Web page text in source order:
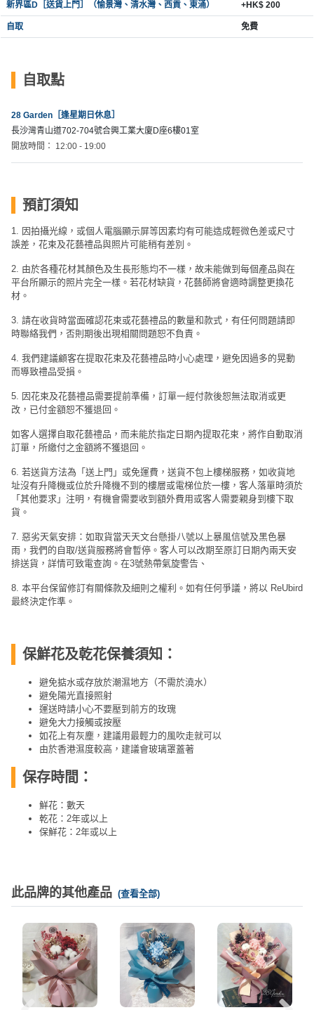
新界區D［送貨上門］（愉景灣、清水灣、西貢、東涌） +HK$ 200
自取 免費
自取點
28 Garden［逢星期日休息］
長沙灣青山道702-704號合興工業大廈D座6樓01室
開放時間： 12:00 - 19:00
預訂須知
1. 因拍攝光線，或個人電腦顯示屏等因素均有可能造成輕微色差或尺寸
誤差，花束及花藝禮品與照片可能稍有差別。
2. 由於各種花材其顏色及生長形態均不一樣，故未能做到每個產品與在
平台所顯示的照片完全一樣。若花材缺貨，花藝師將會適時調整更換花
材。
3. 請在收貨時當面確認花束或花藝禮品的數量和款式，有任何問題請即
時聯絡我們，否則期後出現相關問題恕不負責。
4. 我們建議顧客在提取花束及花藝禮品時小心處理，避免因過多的晃動
而導致禮品受損。
5. 因花束及花藝禮品需要提前準備，訂單一經付款後恕無法取消或更
改，已付金額恕不獲退回。
如客人選擇自取花藝禮品，而未能於指定日期內提取花束，將作自動取消
訂單，所繳付之金額將不獲退回。
6. 若送貨方法為「送上門」或免運費，送貨不包上樓梯服務，如收貨地
址沒有升降機或位於升降機不到的樓層或電梯位於一樓，客人落單時須於
「其他要求」注明，有機會需要收到額外費用或客人需要親身到樓下取
貨。
7. 惡劣天氣安排：如取貨當天天文台懸掛八號以上暴風信號及黑色暴
雨，我們的自取/送貨服務將會暫停。客人可以改期至原訂日期內兩天安
排送貨，詳情可致電查詢。在3號熱帶氣旋警告、
8. 本平台保留修訂有關條款及細則之權利。如有任何爭議，將以 ReUbird
最終決定作準。
保鮮花及乾花保養須知：
避免掂水或存放於潮濕地方（不需於澆水）
避免陽光直接照射
運送時請小心不要壓到前方的玫瑰
避免大力接觸或按壓
如花上有灰塵，建議用最輕力的風吹走就可以
由於香港濕度較高，建議會玻璃罩蓋著
保存時間：
鮮花：數天
乾花：2年或以上
保鮮花：2年或以上
此品牌的其他產品 (查看全部)